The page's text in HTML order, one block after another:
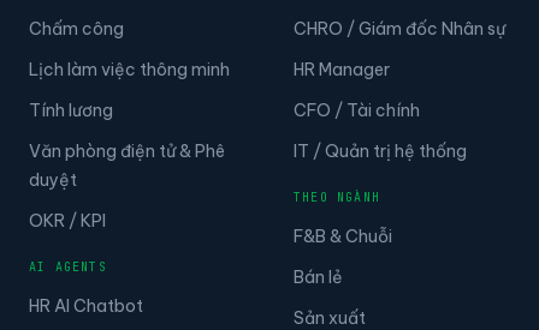
Chấm công
Lịch làm việc thông minh
Tính lương
Văn phòng điện tử & Phê
duyệt
OKR / KPI
AI AGENTS
HR AI Chatbot
CHRO / Giám đốc Nhân sự
HR Manager
CFO / Tài chính
IT / Quản trị hệ thống
THEO NGÀNH
F&B & Chuỗi
Bán lẻ
Sản xuất